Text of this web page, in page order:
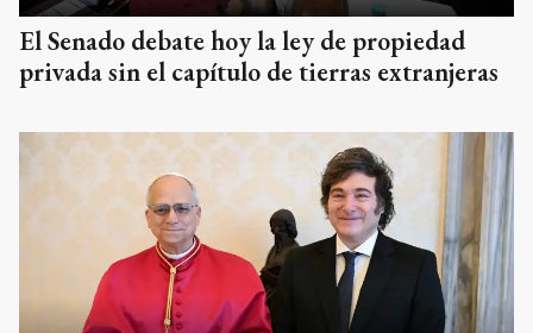
El Senado debate hoy la ley de propiedad
privada sin el capítulo de tierras extranjeras